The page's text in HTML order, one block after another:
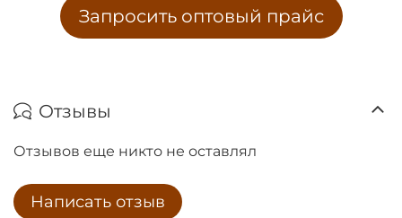
Запросить оптовый прайс
Отзывы
Отзывов еще никто не оставлял
Написать отзыв